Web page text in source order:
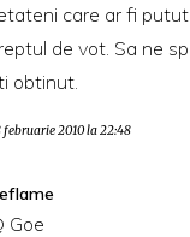
care ar fi
de vot. Sa ne
obtinut.
februarie 2010 la 22:48
Goe